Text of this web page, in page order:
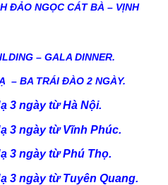
ĐẢO NGỌC CÁT BÀ – VỊNH
– GALA DINNER.
– BA TRÁI ĐÀO 2 NGÀY.
3 ngày từ Hà Nội.
3 ngày từ Vĩnh Phúc.
3 ngày từ Phú Thọ.
3 ngày từ Tuyên Quang.